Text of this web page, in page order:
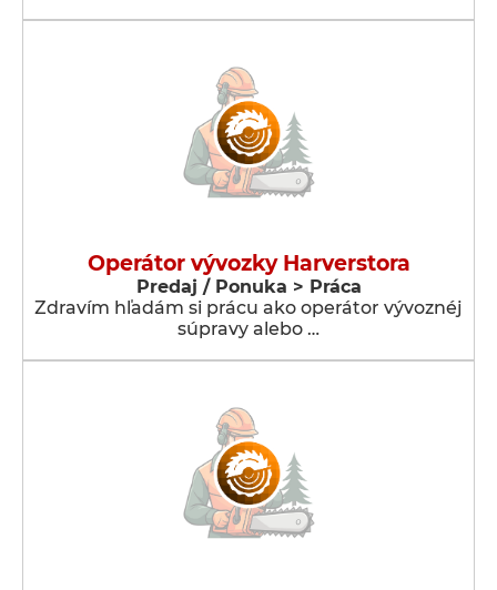
Operátor vývozky Harverstora
Predaj / Ponuka > Práca
Zdravím hľadám si prácu ako operátor vývoznéj
súpravy alebo …